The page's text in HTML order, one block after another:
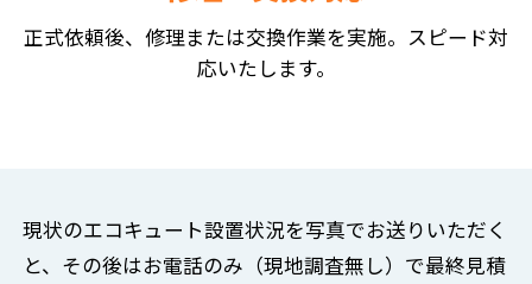
正式依頼後、修理または交換作業を実施。スピード対
応いたします。
現状のエコキュート設置状況を写真でお送りいただく
と、 その後はお電話のみ（現地調査無し）で最終見積